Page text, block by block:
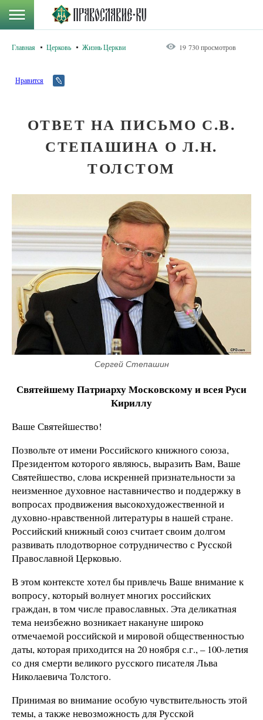
Главная Церковь Жизнь Церкви 19 730 просмотров
Нравится
ОТВЕТ НА ПИСЬМО С.В.
СТЕПАШИНА О Л.Н.
ТОЛСТОМ
Сергей Степашин
Святейшему Патриарху Московскому и всея Руси
Кириллу
Ваше Святейшество!
Позвольте от имени Российского книжного союза,
Президентом которого являюсь, выразить Вам, Ваше
Святейшество, слова искренней признательности за
неизменное духовное наставничество и поддержку в
вопросах продвижения высокохудожественной и
духовно-нравственной литературы в нашей стране.
Российский книжный союз считает своим долгом
развивать плодотворное сотрудничество с Русской
Православной Церковью.
В этом контексте хотел бы привлечь Ваше внимание к
вопросу, который волнует многих российских
граждан, в том числе православных. Эта деликатная
тема неизбежно возникает накануне широко
отмечаемой российской и мировой общественностью
даты, которая приходится на 20 ноября с.г., – 100-летия
со дня смерти великого русского писателя Льва
Николаевича Толстого.
Принимая во внимание особую чувствительность этой
темы, а также невозможность для Русской